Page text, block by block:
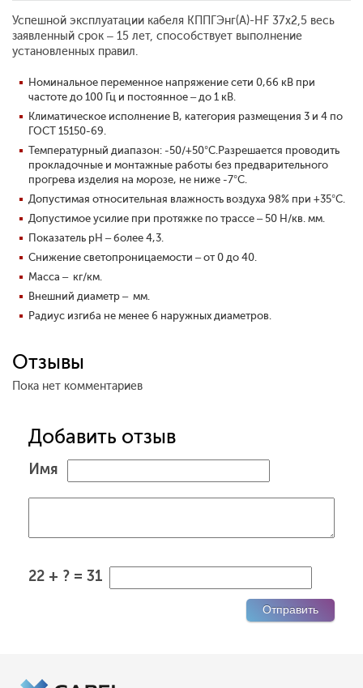
Успешной эксплуатации кабеля КППГЭнг(А)-HF 37х2,5 весь
заявленный срок – 15 лет, способствует выполнение
установленных правил.
Номинальное переменное напряжение сети 0,66 кВ при
частоте до 100 Гц и постоянное – до 1 кВ.
Климатическое исполнение В, категория размещения 3 и 4 по
ГОСТ 15150-69.
Температурный диапазон: -50/+50°С.Разрешается проводить
прокладочные и монтажные работы без предварительного
прогрева изделия на морозе, не ниже -7°С.
Допустимая относительная влажность воздуха 98% при +35°С.
Допустимое усилие при протяжке по трассе – 50 Н/кв. мм.
Показатель pH – более 4,3.
Снижение светопроницаемости – от 0 до 40.
Масса – кг/км.
Внешний диаметр – мм.
Радиус изгиба не менее 6 наружных диаметров.
Отзывы
Пока нет комментариев
Добавить отзыв
Имя
22 + ? = 31